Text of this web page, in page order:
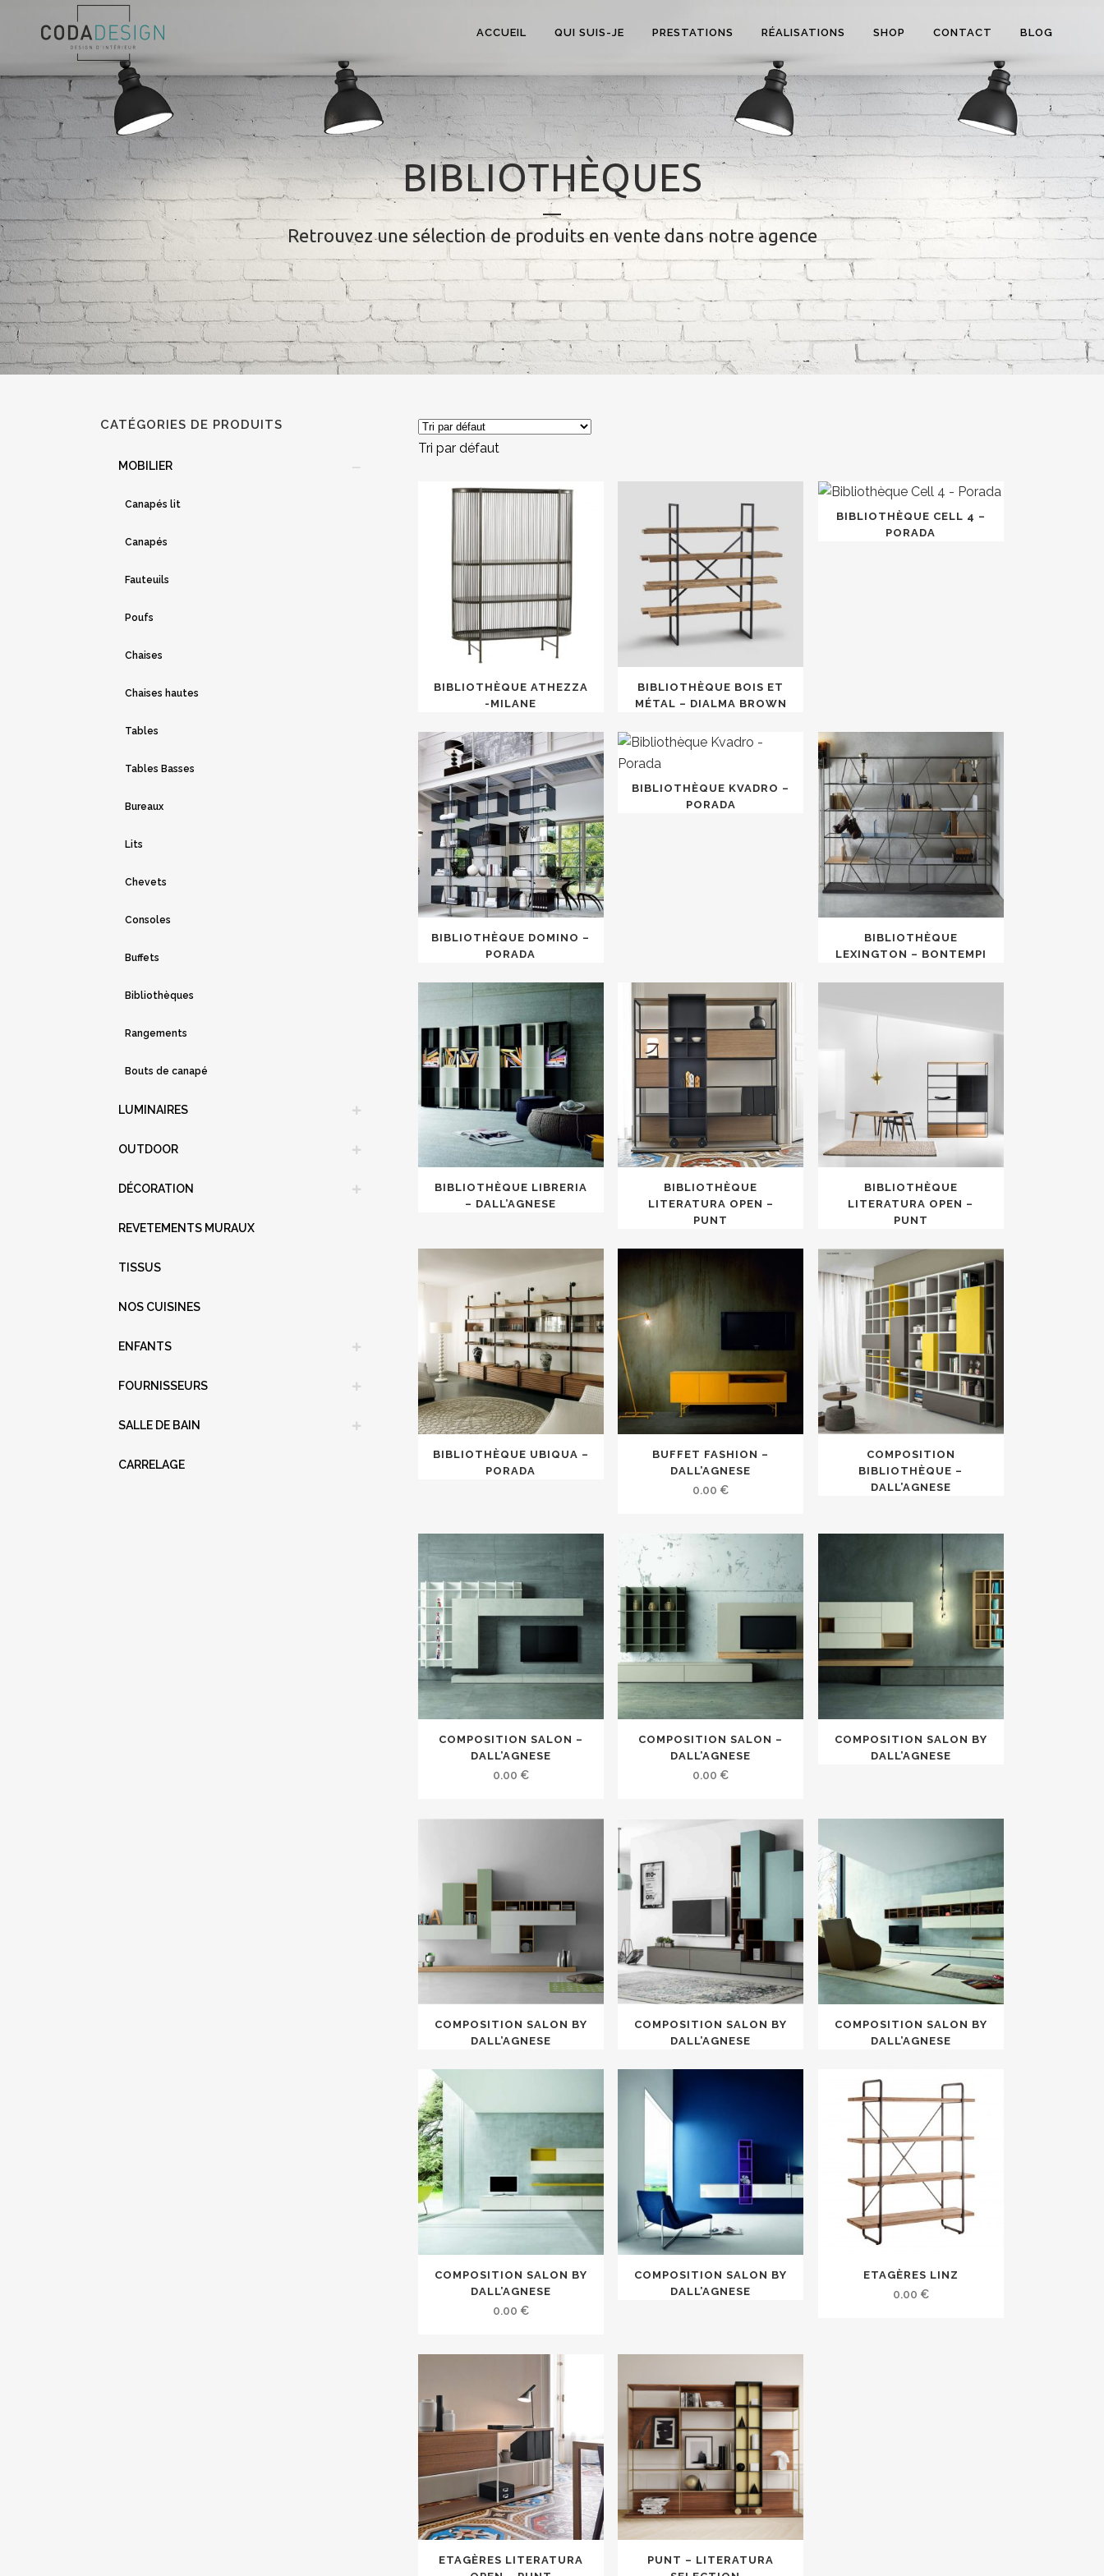
ACCUEIL QUI SUIS-JE PRESTATIONS RÉALISATIONS SHOP CONTACT BLOG
BIBLIOTHÈQUES
Retrouvez une sélection de produits en vente dans notre agence
CATÉGORIES DE PRODUITS
MOBILIER
Canapés lit
Canapés
Fauteuils
Poufs
Chaises
Chaises hautes
Tables
Tables Basses
Bureaux
Lits
Chevets
Consoles
Buffets
Bibliothèques
Rangements
Bouts de canapé
LUMINAIRES
OUTDOOR
DÉCORATION
REVETEMENTS MURAUX
TISSUS
NOS CUISINES
ENFANTS
FOURNISSEURS
SALLE DE BAIN
CARRELAGE
Tri par défaut
BIBLIOTHÈQUE ATHEZZA
-MILANE
BIBLIOTHÈQUE BOIS ET
MÉTAL – DIALMA BROWN
BIBLIOTHÈQUE CELL 4 –
PORADA
BIBLIOTHÈQUE DOMINO –
PORADA
BIBLIOTHÈQUE KVADRO –
PORADA
BIBLIOTHÈQUE
LEXINGTON – BONTEMPI
BIBLIOTHÈQUE LIBRERIA
– DALL’AGNESE
BIBLIOTHÈQUE
LITERATURA OPEN –
PUNT
BIBLIOTHÈQUE
LITERATURA OPEN –
PUNT
BIBLIOTHÈQUE UBIQUA –
PORADA
BUFFET FASHION –
DALL’AGNESE
0.00 €
COMPOSITION
BIBLIOTHÈQUE –
DALL’AGNESE
COMPOSITION SALON –
DALL’AGNESE
0.00 €
COMPOSITION SALON –
DALL’AGNESE
0.00 €
COMPOSITION SALON BY
DALL’AGNESE
COMPOSITION SALON BY
DALL’AGNESE
COMPOSITION SALON BY
DALL’AGNESE
COMPOSITION SALON BY
DALL’AGNESE
COMPOSITION SALON BY
DALL’AGNESE
0.00 €
COMPOSITION SALON BY
DALL’AGNESE
ETAGÈRES LINZ
0.00 €
ETAGÈRES LITERATURA
PUNT – LITERATURA